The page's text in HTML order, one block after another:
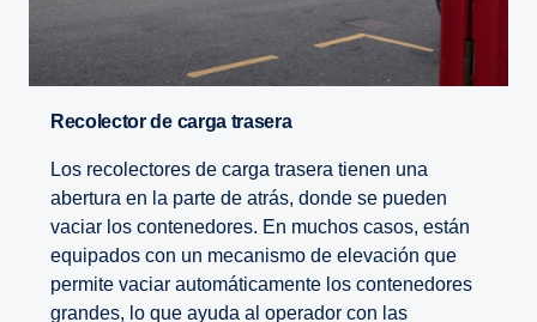
Recolector de carga trasera
Los recolectores de carga trasera tienen una
abertura en la parte de atrás, donde se pueden
vaciar los contenedores. En muchos casos, están
equipados con un mecanismo de elevación que
permite vaciar automáticamente los contenedores
grandes, lo que ayuda al operador con las